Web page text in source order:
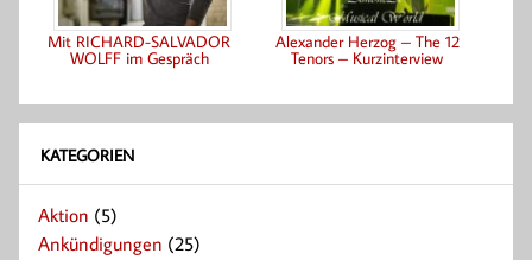
Mit RICHARD-SALVADOR
WOLFF im Gespräch
Alexander Herzog – The 12
Tenors – Kurzinterview
KATEGORIEN
Aktion (5)
Ankündigungen (25)